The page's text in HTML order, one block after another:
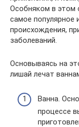
Особняком в этом
самое популярное
происхождения,
заболеваний.
Основываясь на
лишай лечат
Ванна.
процессе